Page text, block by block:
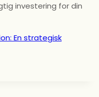
investering for din
En strategisk